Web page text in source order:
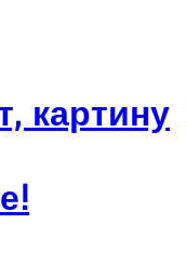
картину